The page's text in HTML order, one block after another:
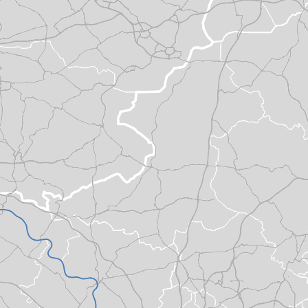
Die S-Bahn Rheinland kommt
Förderprogramme
Datendrehscheibe
Pressemeldungen Partner
Pressekontakte
go.Update – Newsletter